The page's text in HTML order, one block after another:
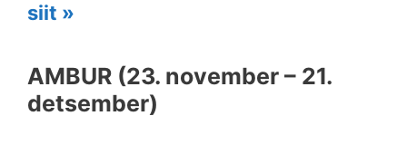
siit »
AMBUR (23. november – 21.
detsember)